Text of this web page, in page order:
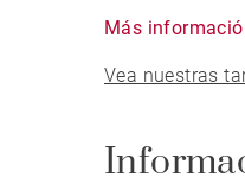
The main
kitchen, two
bed, a kitchen,
Más
Vea nuestras